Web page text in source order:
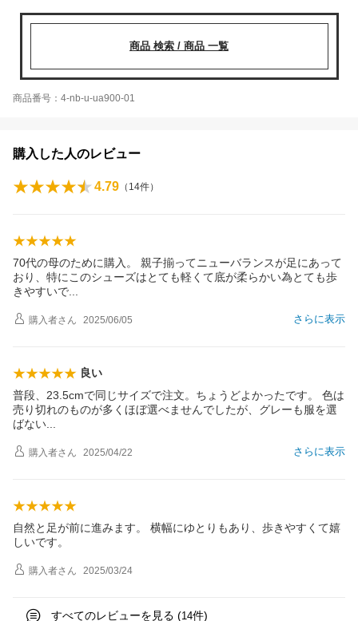
商品 検索 / 商品 一覧
商品番号：4-nb-u-ua900-01
購入した人のレビュー
4.79 （ 14件）
70代の母のために購入。 親子揃ってニューバランスが足にあって
おり、特にこのシューズはとても軽くて底が柔らかい為とても歩
きやすいで
さらに表示
購入者さん 2025/06/05
良い
普段、23.5cmで同じサイズで注文。ちょうどよかったです。 色は
売り切れのものが多くほぼ選べませんでしたが、グレーも服を選
ばない
さらに表示
購入者さん 2025/04/22
自然と足が前に進みます。 横幅にゆとりもあり、歩きやすくて嬉
しいです。
購入者さん 2025/03/24
すべてのレビューを見る (14件)